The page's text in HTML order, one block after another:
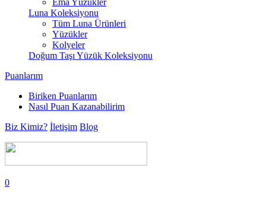
Ema Yüzükler
Luna Koleksiyonu
Tüm Luna Ürünleri
Yüzükler
Kolyeler
Doğum Taşı Yüzük Koleksiyonu
Puanlarım
Biriken Puanlarım
Nasıl Puan Kazanabilirim
Biz Kimiz? İletişim Blog
0